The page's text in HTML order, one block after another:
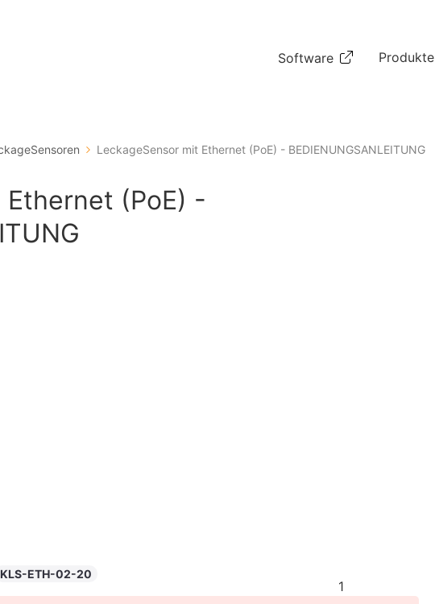
Software Produkte
LeckageSensor mit Ethernet (PoE) - BEDIENUNGSANLEITUNG
(PoE) -
KLS-ETH-02-20
1